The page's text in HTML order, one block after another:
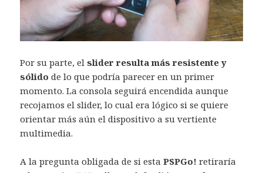
Por su parte, elslider resulta más resistente y
sólido de lo que podría parecer en un primer
momento. La consola seguirá encendida aunque
recojamos el slider, lo cual era lógico si se quiere
orientar más aún el dispositivo a su vertiente
multimedia.
A la pregunta obligada de si estaPSPGo! retiraría